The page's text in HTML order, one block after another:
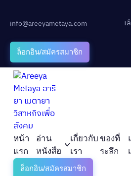
info@areeyametaya.com เ
ล็อกอิน/สมัครสมาชิก
หน้า
แรก
อ่าน
หนังสือ
เกี่ยวกับ
เรา
ของที่
ระลึก
ล็อกอิน/สมัครสมาชิก